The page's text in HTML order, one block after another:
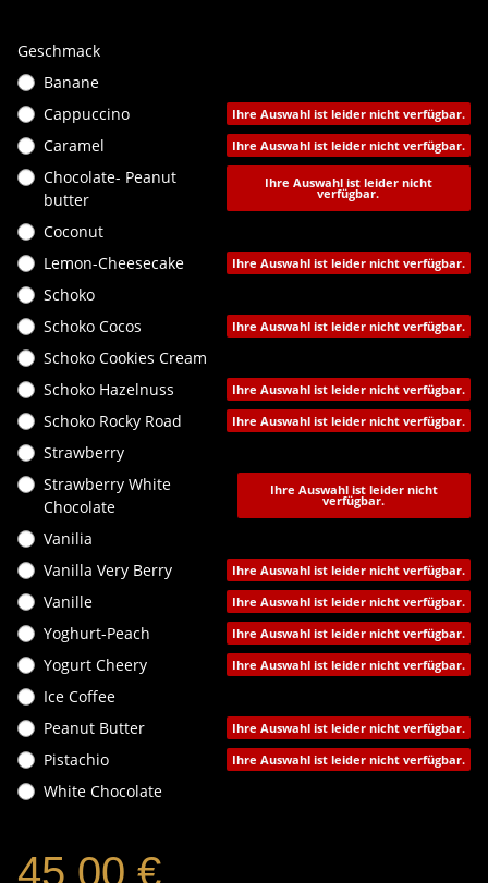
Geschmack
Banane
Cappuccino
Ihre Auswahl ist leider nicht verfügbar.
Caramel Ihre Auswahl ist leider nicht verfügbar.
Chocolate- Peanut
butter
Ihre Auswahl ist leider nicht
verfügbar.
Coconut
Lemon-Cheesecake
Ihre Auswahl ist leider nicht verfügbar.
Schoko
Schoko Cocos
Ihre Auswahl ist leider nicht verfügbar.
Schoko Cookies Cream
Schoko Hazelnuss
Ihre Auswahl ist leider nicht verfügbar.
Schoko Rocky Road Ihre Auswahl ist leider nicht verfügbar.
Strawberry
Strawberry White
Chocolate
Ihre Auswahl ist leider nicht
verfügbar.
Vanilia
Vanilla Very Berry
Ihre Auswahl ist leider nicht verfügbar.
Vanille Ihre Auswahl ist leider nicht verfügbar.
Yoghurt-Peach Ihre Auswahl ist leider nicht verfügbar.
Yogurt Cheery Ihre Auswahl ist leider nicht verfügbar.
Ice Coffee
Peanut Butter
Ihre Auswahl ist leider nicht verfügbar.
Pistachio Ihre Auswahl ist leider nicht verfügbar.
White Chocolate
45,00 €